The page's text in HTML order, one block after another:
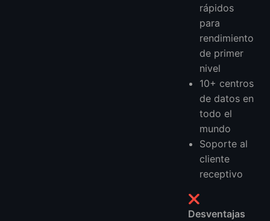
rápidos
para
rendimiento
de primer
nivel
10+ centros
de datos en
todo el
mundo
Soporte al
cliente
receptivo
❌
Desventajas